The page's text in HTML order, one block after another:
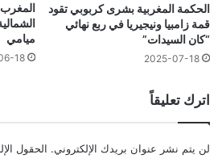
الحكمة المغربية بشرى كربوبي تقود
قمة زامبيا ونيجيريا في ربع نهائي
“كان السيدات”
2025-07-18
ميامي
18
اترك تعليقاً
لن يتم نشر عنوان بريدك الإلكتروني. الحقول